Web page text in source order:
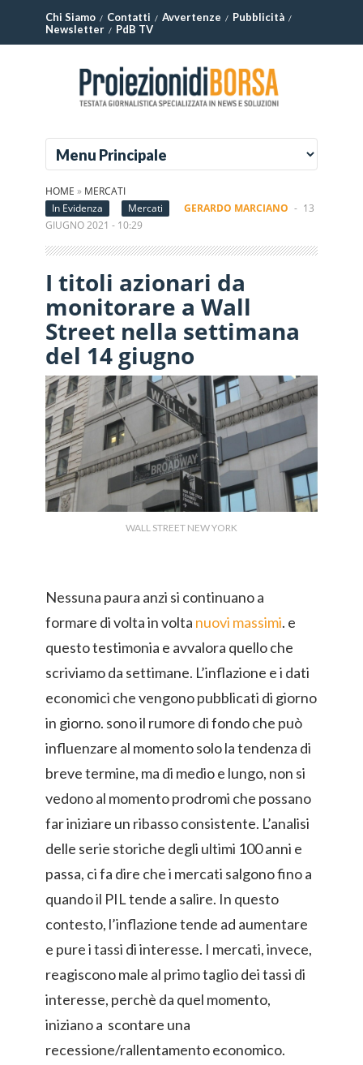
Chi Siamo Contatti Avvertenze
Pubblicità
Newsletter
PdB TV
HOME » MERCATI
In Evidenza
Mercati GERARDO MARCIANO - 13
GIUGNO 2021 - 10:29
I titoli azionari da
monitorare a Wall
Street nella settimana
del 14 giugno
WALL STREET NEW YORK
Nessuna paura anzi si continuano a
formare di volta in volta nuovi massimi. e
questo testimonia e avvalora quello che
scriviamo da settimane. L’inflazione e i dati
economici che vengono pubblicati di giorno
in giorno. sono il rumore di fondo che può
influenzare al momento solo la tendenza di
breve termine, ma di medio e lungo, non si
vedono al momento prodromi che possano
far iniziare un ribasso consistente. L’analisi
delle serie storiche degli ultimi 100 anni e
passa, ci fa dire che i mercati salgono fino a
quando il PIL tende a salire. In questo
contesto, l’inflazione tende ad aumentare
e pure i tassi di interesse. I mercati, invece,
reagiscono male al primo taglio dei tassi di
interesse, perchè da quel momento,
iniziano a scontare una
recessione/rallentamento economico.